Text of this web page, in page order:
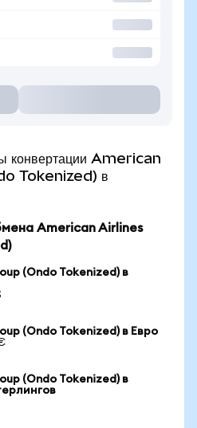
конвертации American
Tokenized) в
American Airlines
(Ondo Tokenized) в
(Ondo Tokenized) в Евро
(Ondo Tokenized) в